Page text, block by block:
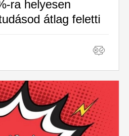
ra helyesen
átlag feletti